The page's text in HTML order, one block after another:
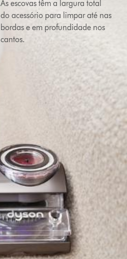
As escovas têm a largura total
do acessório para limpar até nas
bordas e em profundidade nos
cantos.